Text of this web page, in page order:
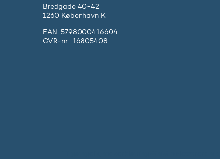
Bredgade 40-42
1260 København K
EAN: 5798000416604
CVR-nr.: 16805408